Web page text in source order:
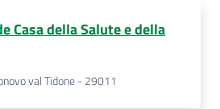
Casa della Salute e della
val Tidone - 29011